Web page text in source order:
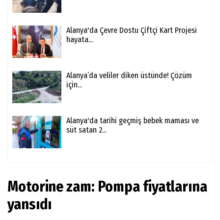
Alanya'da Çevre Dostu Çiftçi Kart Projesi
hayata...
Alanya’da veliler diken üstünde! Çözüm
için...
Alanya'da tarihi geçmiş bebek maması ve
süt satan 2...
Motorine zam: Pompa fiyatlarına
yansıdı